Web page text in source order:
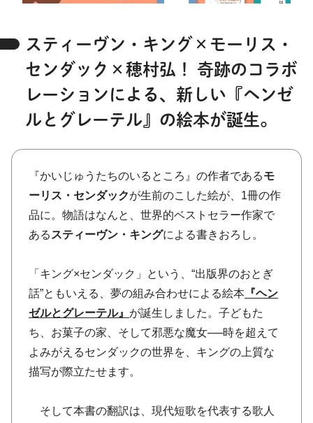
keyword
スティーヴン・キング×モーリス・
センダック×穂村弘！ 奇跡のコラボ
レーションによる、新しい『ヘンゼ
ルとグレーテル』の絵本が誕生。
『かいじゅうたちのいるところ』の作者であるモ
ーリス・センダックが生前のこした絵が、1冊の作
品に。物語はなんと、世界的ベストセラー作家で
ある スティーヴン・キングによる書きおろし。
「キング×センダック」という、“出版界のおとぎ
話”ともいえる、夢の組み合わせによる絵本 『ヘン
ゼルとグレーテル』 が誕生しました。子どもた
ち、お菓子の家、そして邪悪な魔女──時を超えて
よみがえるセンダックの世界を、キングの上質な
描写が際立たせます。
そして本書の翻訳は、現代短歌を代表する歌人